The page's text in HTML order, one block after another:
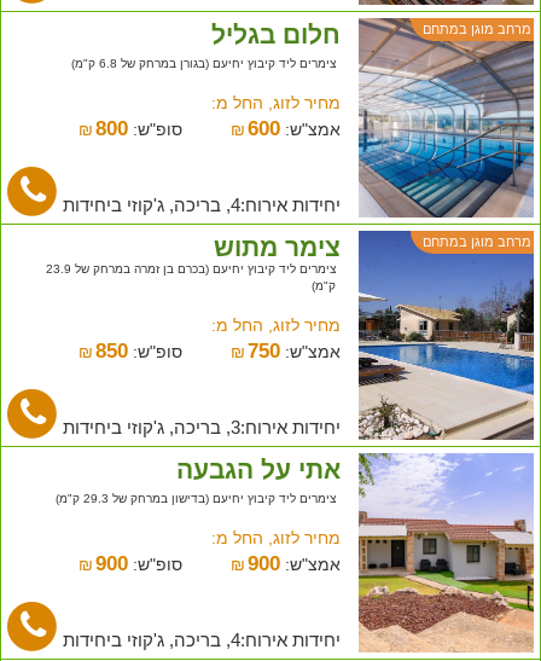
מרחב מוגן במתחם חלום בגליל
צימרים ליד קיבוץ יחיעם (בגורן במרחק של 6.8 ק"מ)
מחיר לזוג, החל מ:
אמצ"ש:
₪600 סופ"ש: ₪ 800
יחידות אירוח:4, בריכה, ג'קוזי ביחידות
מרחב מוגן במתחם צימר מתוש
צימרים ליד קיבוץ יחיעם (בכרם בן זמרה במרחק של 23.9
ק"מ)
מחיר לזוג, החל מ:
אמצ"ש:
₪750 סופ"ש: ₪ 850
יחידות אירוח:3, בריכה, ג'קוזי ביחידות
אתי על הגבעה
צימרים ליד קיבוץ יחיעם (בדישון במרחק של 29.3 ק"מ)
מחיר לזוג, החל מ:
אמצ"ש:
₪900 סופ"ש: ₪ 900
יחידות אירוח:4, בריכה, ג'קוזי ביחידות